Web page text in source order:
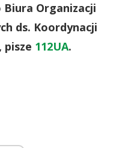
Biura Organizacji
ds. Koordynacji
pisze 112UA.